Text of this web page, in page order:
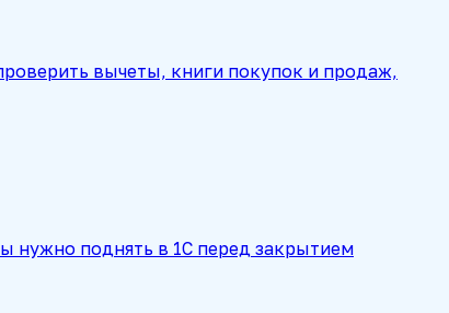
вычеты, книги покупок и продаж,
нужно поднять в 1С перед закрытием